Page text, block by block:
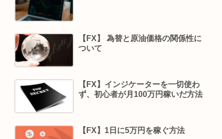
【FX】 為替と原油価格の関係性に
ついて
【FX】インジケーターを一切使わ
ず、初心者が月100万円稼いだ方法
【FX】1日に5万円を稼ぐ方法